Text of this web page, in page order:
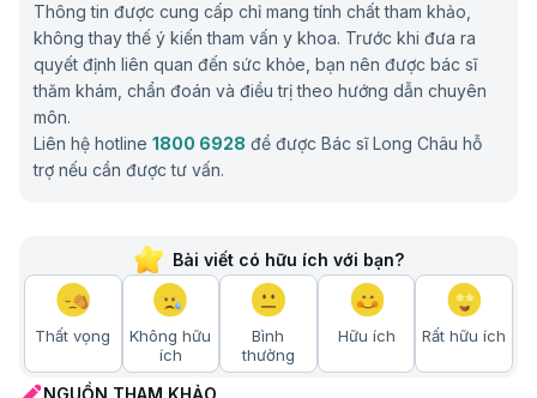
Thông tin được cung cấp chỉ mang tính chất tham khảo,
không thay thế ý kiến tham vấn y khoa. Trước khi đưa ra
quyết định liên quan đến sức khỏe, bạn nên được bác sĩ
thăm khám, chẩn đoán và điều trị theo hướng dẫn chuyên
môn.
Liên hệ hotline 1800 6928 để được Bác sĩ Long Châu hỗ
trợ nếu cần được tư vấn.
Bài viết có hữu ích với bạn?
Thất vọng
Không hữu
ích
Bình
thường
Hữu ích Rất hữu ích